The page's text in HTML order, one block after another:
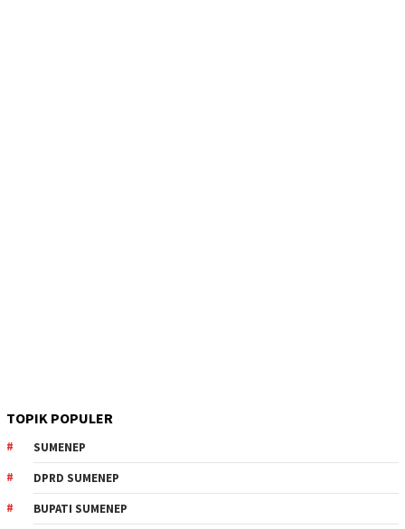
TOPIK POPULER
SUMENEP
DPRD SUMENEP
BUPATI SUMENEP